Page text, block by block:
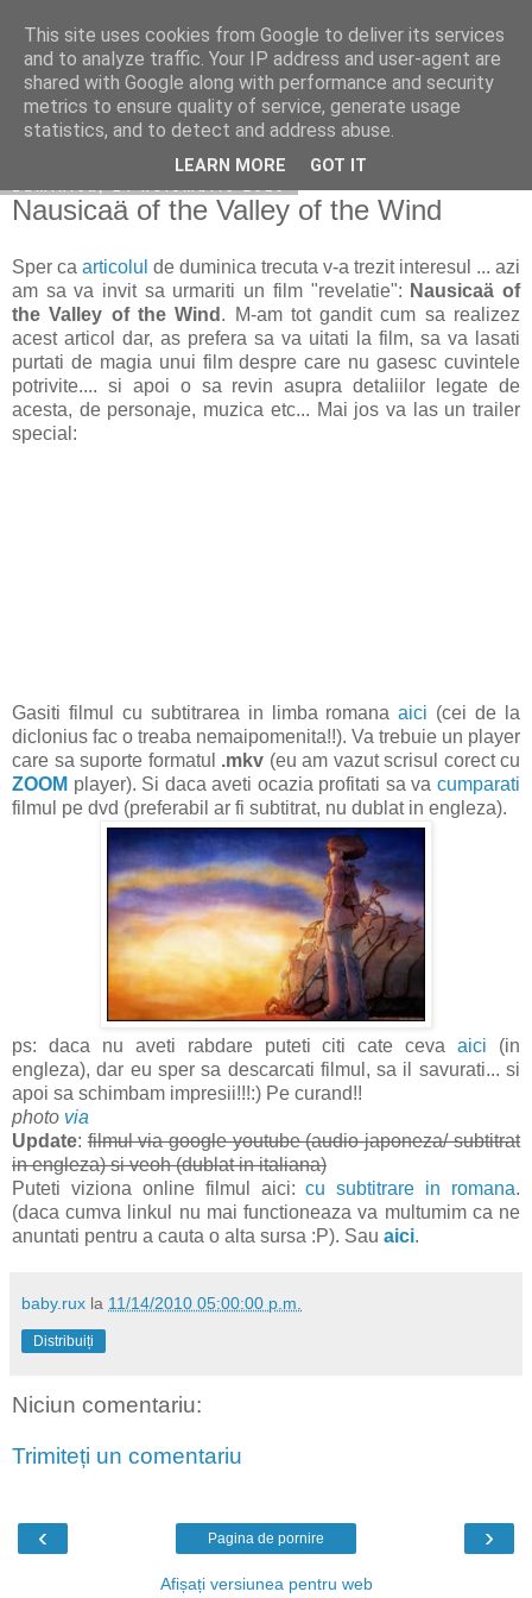
Copilarim
Nausicaä of the Valley of the Wind
Sper ca articolul de duminica trecuta v-a trezit interesul ... azi
am sa va invit sa urmariti un film "revelatie": Nausicaä of
the Valley of the Wind . M-am tot gandit cum sa realizez
acest articol dar, as prefera sa va uitati la film, sa va lasati
purtati de magia unui film despre care nu gasesc cuvintele
potrivite.... si apoi o sa revin asupra detaliilor legate de
acesta, de personaje, muzica etc... Mai jos va las un trailer
special:
Gasiti filmul cu subtitrarea in limba romanaaici (cei de la
diclonius fac o treaba nemaipomenita!!). Va trebuie un player
care sa suporte formatul .mkv (eu am vazut scrisul corect cu
ZOOM player). Si daca aveti ocazia profitati sa va cumparati
filmul pe dvd (preferabil ar fi subtitrat, nu dublat in engleza).
ps: daca nu aveti rabdare puteti citi cate cevaaici (in
engleza), dar eu sper sa descarcati filmul, sa il savurati... si
apoi sa schimbam impresii!!!:) Pe curand!!
photo via
Update:filmul via google youtube (audio-japoneza/ subtitrat
in engleza) si veoh (dublat in italiana)
Puteti viziona online filmul aici:cu subtitrare in romana.
(daca cumva linkul nu mai functioneaza va multumim ca ne
anuntati pentru a cauta o alta sursa :P). Sau aici.
baby.rux la 11/14/2010 05:00:00 p.m.
Distribuiți
Niciun comentariu:
Trimiteți un comentariu
‹ ›
Pagina de pornire
Afișați versiunea pentru web
This site uses cookies from Google to deliver its services
and to analyze traffic. Your IP address and user-agent are
shared with Google along with performance and security
metrics to ensure quality of service, generate usage
statistics, and to detect and address abuse.
LEARN MORE GOT IT